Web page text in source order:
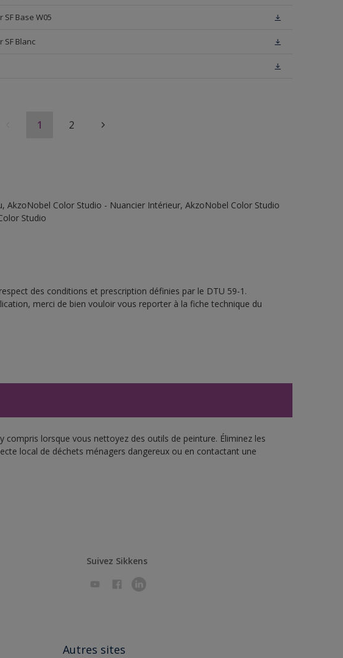
Base W05
Blanc
1 2
AkzoNobel Color Studio - Nuancier Intérieur, AkzoNobel Color Studio
Studio
des conditions et prescription définies par le DTU 59-1.
merci de bien vouloir vous reporter à la fiche technique du
compris lorsque vous nettoyez des outils de peinture. Éliminez les
local de déchets ménagers dangereux ou en contactant une
Suivez Sikkens
Autres sites